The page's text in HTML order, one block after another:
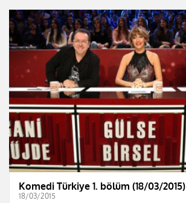
Komedi Türkiye 1. bölüm (18/03/2015)
18/03/2015